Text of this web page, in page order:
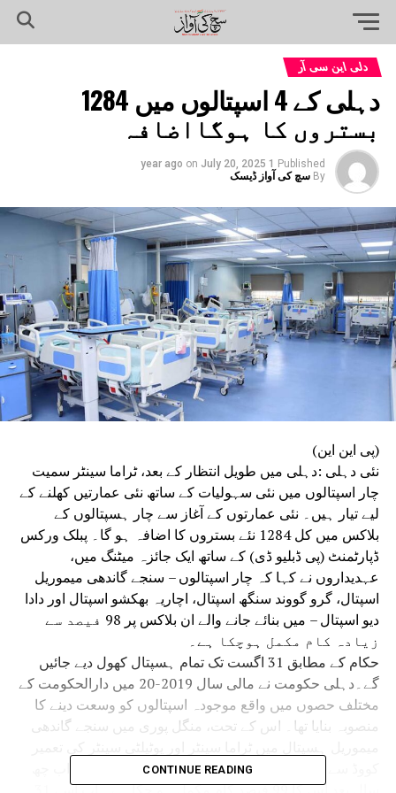
دلی این سی آر
دہلی کے 4 اسپتالوں میں 1284
بستروں کا ہوگااضافہ
Published
1 year ago
on July 20, 2025
By سچ کی آواز ڈیسک
(پی این این)
نئی دہلی :دہلی میں طویل انتظار کے بعد، ٹراما سینٹر سمیت
چار اسپتالوں میں نئی سہولیات کے ساتھ نئی عمارتیں کھلنے کے
لیے تیار ہیں۔ نئی عمارتوں کے آغاز سے چار ہسپتالوں کے
بلاکس میں کل 1284 نئے بستروں کا اضافہ ہو گا۔ پبلک ورکس
ڈپارٹمنٹ (پی ڈبلیو ڈی) کے ساتھ ایک جائزہ میٹنگ میں،
عہدیداروں نے کہا کہ چار اسپتالوں – سنجے گاندھی میموریل
اسپتال، گرو گووند سنگھ اسپتال، اچاریہ بھکشو اسپتال اور دادا
دیو اسپتال – میں بنائے جانے والے ان بلاکس پر 98 فیصد سے
زیادہ کام مکمل ہوچکا ہے۔
حکام کے مطابق 31 اگست تک تمام ہسپتال کھول دیے جائیں
گے۔دہلی حکومت نے مالی سال 2019-20 میں دارالحکومت کے
مختلف حصوں میں واقع موجودہ اسپتالوں کو وسعت دینے کا
منصوبہ بنایا تھا۔ اس کے تحت، منگل پوری میں سنجے گاندھی
کووڈ سے پہلے جنوری 2020 میں شروع کی گئی تھی۔ اب چھ
CONTINUE READING